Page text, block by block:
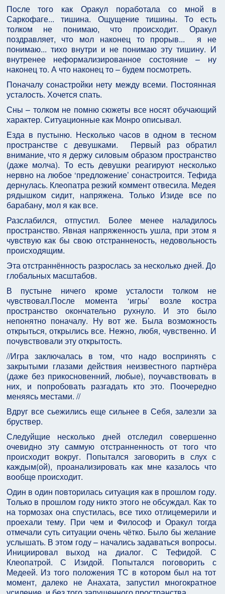
После того как Оракул поработала со мной в
Саркофаге... тишина. Ощущение тишины. То есть
толком не понимаю, что происходит. Оракул
поздравляет, что мол наконец то прорыв... я не
понимаю... тихо внутри и не понимаю эту тишину. И
внутренее неформализированное состояние – ну
наконец то. А что наконец то – будем посмотреть.
Поначалу сонастройки нету между всеми. Постоянная
усталость. Хочется спать.
Сны – толком не помню сюжеты все носят обучающий
характер. Ситуационные как Монро описывал.
Езда в пустыню. Несколько часов в одном в тесном
пространстве с девушками. Первый раз обратил
внимание, что я держу силовым образом пространство
(даже молча). То есть девушки реагируют несколько
нервно на любое ‘предложение’ сонастроится. Тефида
дернулась. Клеопатра резкий коммент отвесила. Медея
рядышком сидит, напряжена. Только Изиде все по
барабану, мол я как все.
Разслабился, отпустил. Более менее наладилось
пространство. Явная напряженность ушла, при этом я
чувствую как бы свою отстранненость, недовольность
происходящим.
Эта отстраннённость разрослась за несколько дней. До
глобальных масштабов.
В пустыне ничего кроме усталости толком не
чувствовал.После момента ‘игры’ возле костра
пространство окончательно рухнуло. И это было
непонятно поначалу. Ну вот же. Была возможность
открыться, открылись все. Нежно, любя, чувственно. И
почувствовали эту открытость.
//Игра заключалась в том, что надо воспринять с
закрытыми глазами действия неизвестного партнёра
(даже без прикосновенний, любые), поучавствовать в
них, и попробовать разгадать кто это. Поочередно
меняясь местами. //
Вдруг все сьежились еще сильнее в Себя, залезли за
бруствер.
Следуйщие несколько дней отследил совершенно
очевидно эту саммую отстранненность от того что
происходит вокруг. Попытался заговорить в слух с
каждым(ой), проанализировать как мне казалось что
вообще происходит.
Один в один повторилась ситуация как в прошлом году.
Только в прошлом году никто этого не обсуждал. Как то
на тормозах она спустилась, все тихо отлицемерили и
проехали тему. При чем и Философ и Оракул тогда
отмечали суть ситуации очень чётко. Было бы желание
услышать. В этом году – начались задаваться вопросы.
Инициировал выход на диалог. С Тефидой. С
Клеопатрой. С Изидой. Попытался поговорить с
Медеей. Из того положения ТС в котором был на тот
момент, далеко не Анахата, запустил многократное